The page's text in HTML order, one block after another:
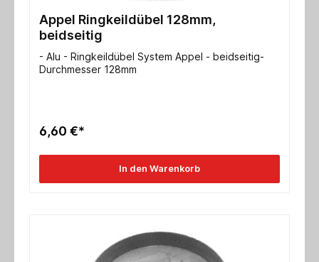
Appel Ringkeildübel 128mm,
beidseitig
- Alu - Ringkeildübel System Appel - beidseitig-
Durchmesser 128mm
6,60 €*
In den Warenkorb